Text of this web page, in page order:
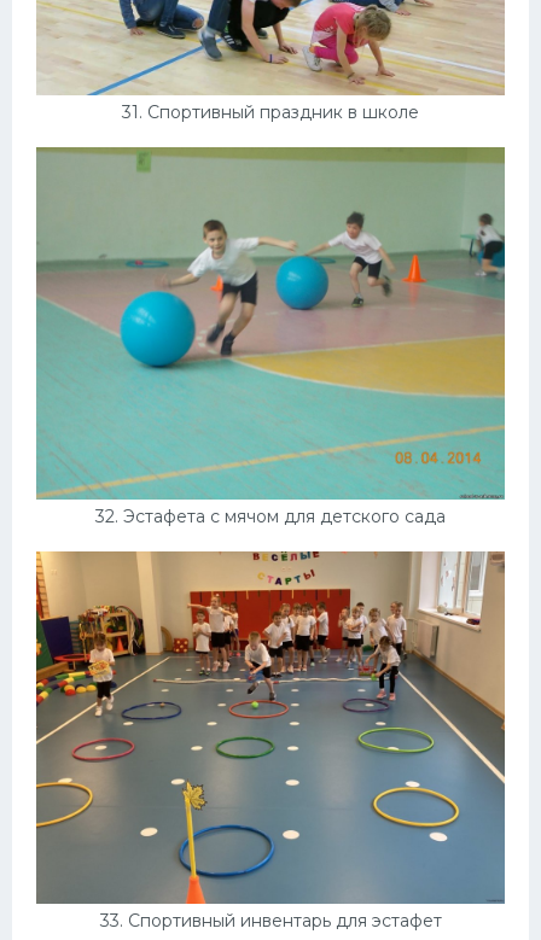
31. Спортивный праздник в школе
32. Эстафета с мячом для детского сада
33. Спортивный инвентарь для эстафет